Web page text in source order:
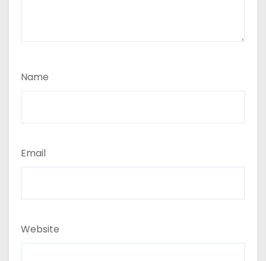
Name
Email
Website